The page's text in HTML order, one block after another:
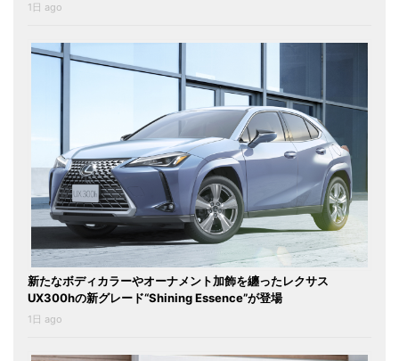
1日 ago
新たなボディカラーやオーナメント加飾を纏ったレクサス
UX300hの新グレード“Shining Essence”が登場
1日 ago